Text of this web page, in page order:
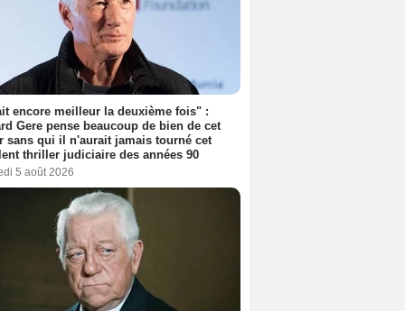
encore meilleur la deuxième fois" :
Gere pense beaucoup de bien de cet
sans qui il n'aurait jamais tourné cet
thriller judiciaire des années 90
5 août 2026